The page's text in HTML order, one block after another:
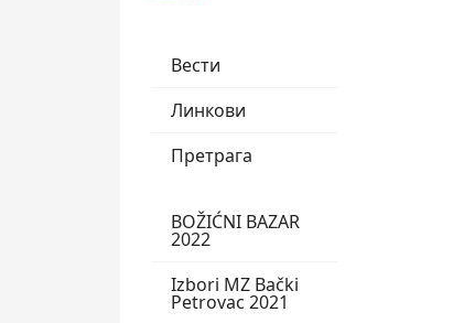
Вести
Линкови
Претрага
BOŽIĆNI BAZAR
2022
Izbori MZ Bački
Petrovac 2021